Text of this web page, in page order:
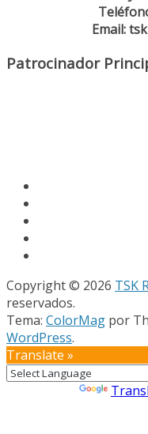
Email:
Patrocinador
Copyright © 2026 TSK
reservados.
Tema: ColorMag por
WordPress.
Translate »